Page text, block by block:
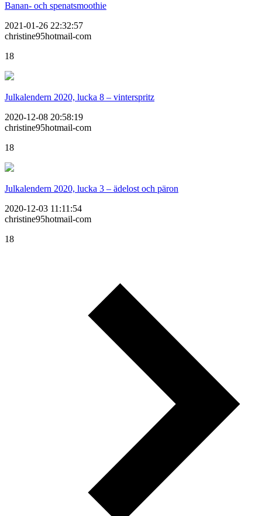
Banan- och spenatsmoothie
2021-01-26 22:32:57
christine95hotmail-com
18
Julkalendern 2020, lucka 8 – vinterspritz
2020-12-08 20:58:19
christine95hotmail-com
18
Julkalendern 2020, lucka 3 – ädelost och päron
2020-12-03 11:11:54
christine95hotmail-com
18